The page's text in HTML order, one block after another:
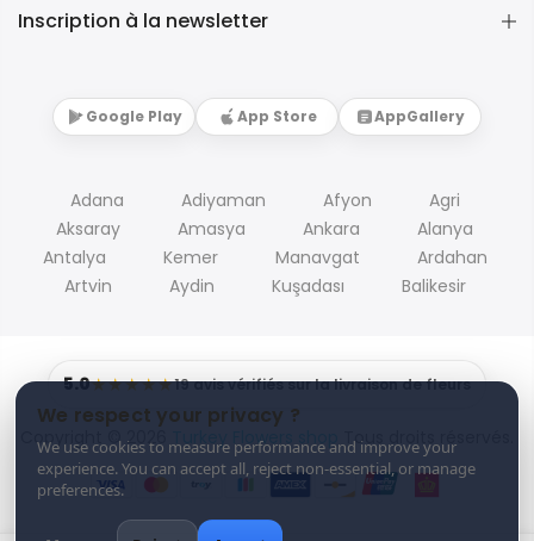
We respect your privacy ?
We use cookies to measure performance and improve your
experience. You can accept all, reject non-essential, or manage
preferences.
Inscription à la newsletter
Google Play App Store AppGallery
Adana Adiyaman Afyon
Agri
Aksaray
Amasya Ankara
Alanya
Antalya
Kemer Manavgat
Ardahan
Artvin
Aydin Kuşadası Balikesir
5.0★★★★★19 avis vérifiés sur la livraison de fleurs
Copyright © 2026 Turkey Flowers shop Tous droits réservés.